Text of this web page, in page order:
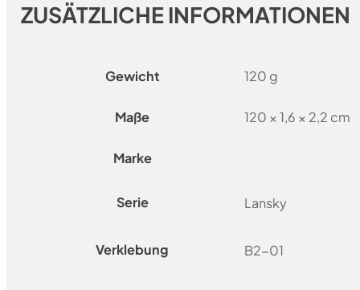
ZUSÄTZLICHE INFORMATIONEN
Gewicht 120 g
Maße 120 × 1,6 × 2,2 cm
Marke
Serie Lansky
Verklebung B2-01